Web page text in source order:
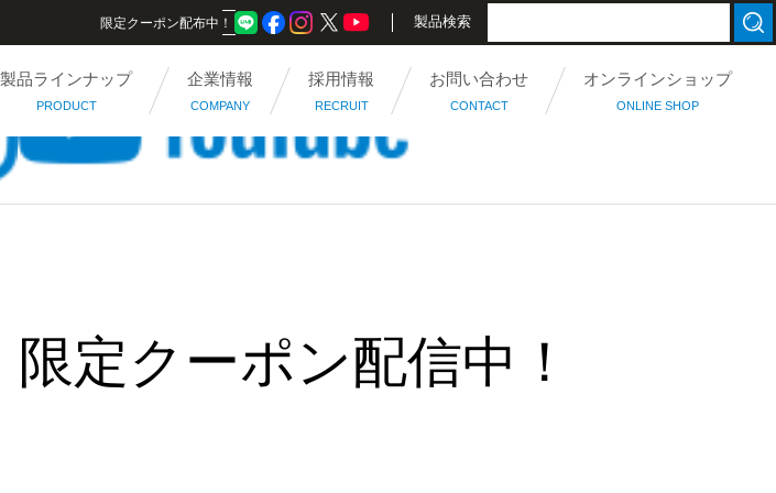
限定クーポン配布中！ 製品検索
製品ラインナップ
PRODUCT
企業情報
COMPANY
採用情報
RECRUIT
お問い合わせ
CONTACT
オンラインショップ
ONLINE SHOP
定クーポン配信中！